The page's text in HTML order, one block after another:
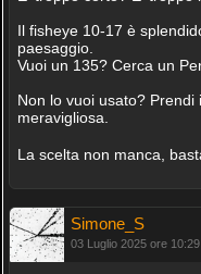
Il fisheye 10-17 è
paesaggio.
Vuoi un 135? Cerca un
Non lo vuoi usato?
meravigliosa.
La scelta non manca,
Simone_S
03 Luglio 2025 ore 10:29